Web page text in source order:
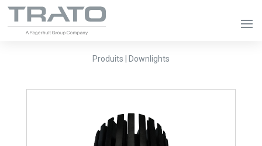
Produits | Downlights